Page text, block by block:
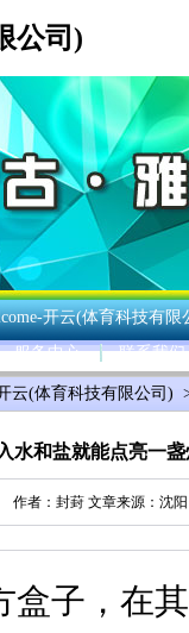
公司)
开云(体育科技有限
服务中心 联系我们
云(体育科技有限公司)
水和盐就能点亮一盏
作者： 封葑文章来源： 沈
盒子，在